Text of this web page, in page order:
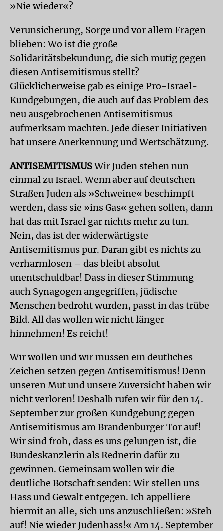
»Nie wieder«?
Verunsicherung, Sorge und vor allem Fragen
blieben: Wo ist die große
Solidaritätsbekundung, die sich mutig gegen
diesen Antisemitismus stellt?
Glücklicherweise gab es einige Pro-Israel-
Kundgebungen, die auch auf das Problem des
neu ausgebrochenen Antisemitismus
aufmerksam machten. Jede dieser Initiativen
hat unsere Anerkennung und Wertschätzung.
ANTISEMITISMUSWir Juden stehen nun
einmal zu Israel. Wenn aber auf deutschen
Straßen Juden als »Schweine« beschimpft
werden, dass sie »ins Gas« gehen sollen, dann
hat das mit Israel gar nichts mehr zu tun.
Nein, das ist der widerwärtigste
Antisemitismus pur. Daran gibt es nichts zu
verharmlosen – das bleibt absolut
unentschuldbar! Dass in dieser Stimmung
auch Synagogen angegriffen, jüdische
Menschen bedroht wurden, passt in das trübe
Bild. All das wollen wir nicht länger
hinnehmen! Es reicht!
Wir wollen und wir müssen ein deutliches
Zeichen setzen gegen Antisemitismus! Denn
unseren Mut und unsere Zuversicht haben wir
nicht verloren! Deshalb rufen wir für den 14.
September zur großen Kundgebung gegen
Antisemitismus am Brandenburger Tor auf!
Wir sind froh, dass es uns gelungen ist, die
Bundeskanzlerin als Rednerin dafür zu
gewinnen. Gemeinsam wollen wir die
deutliche Botschaft senden: Wir stellen uns
Hass und Gewalt entgegen. Ich appelliere
hiermit an alle, sich uns anzuschließen: »Steh
auf! Nie wieder Judenhass!« Am 14. September